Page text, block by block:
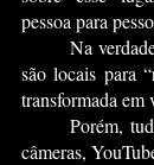
pessoa para
	Na verdade, a clássica mentira de que
são locais para
transformada em
	Porém, tudo isso muda quando temos
câmeras,